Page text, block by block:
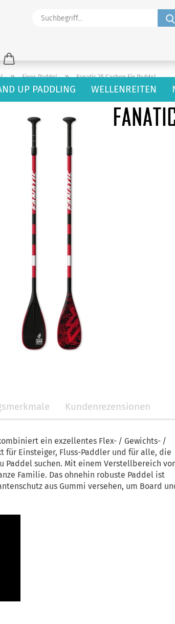
UP PADDLING WELLENREITEN
» Fixes Paddel » Fanatic 25 Carbon Fix Paddel
Kundenrezensionen
ein exzellentes Flex- / Gewichts- /
Einsteiger, Fluss-Paddler und für alle, die
Paddel suchen. Mit einem Verstellbereich
Familie. Das ohnehin robuste Paddel ist
aus Gummi versehen, um Board